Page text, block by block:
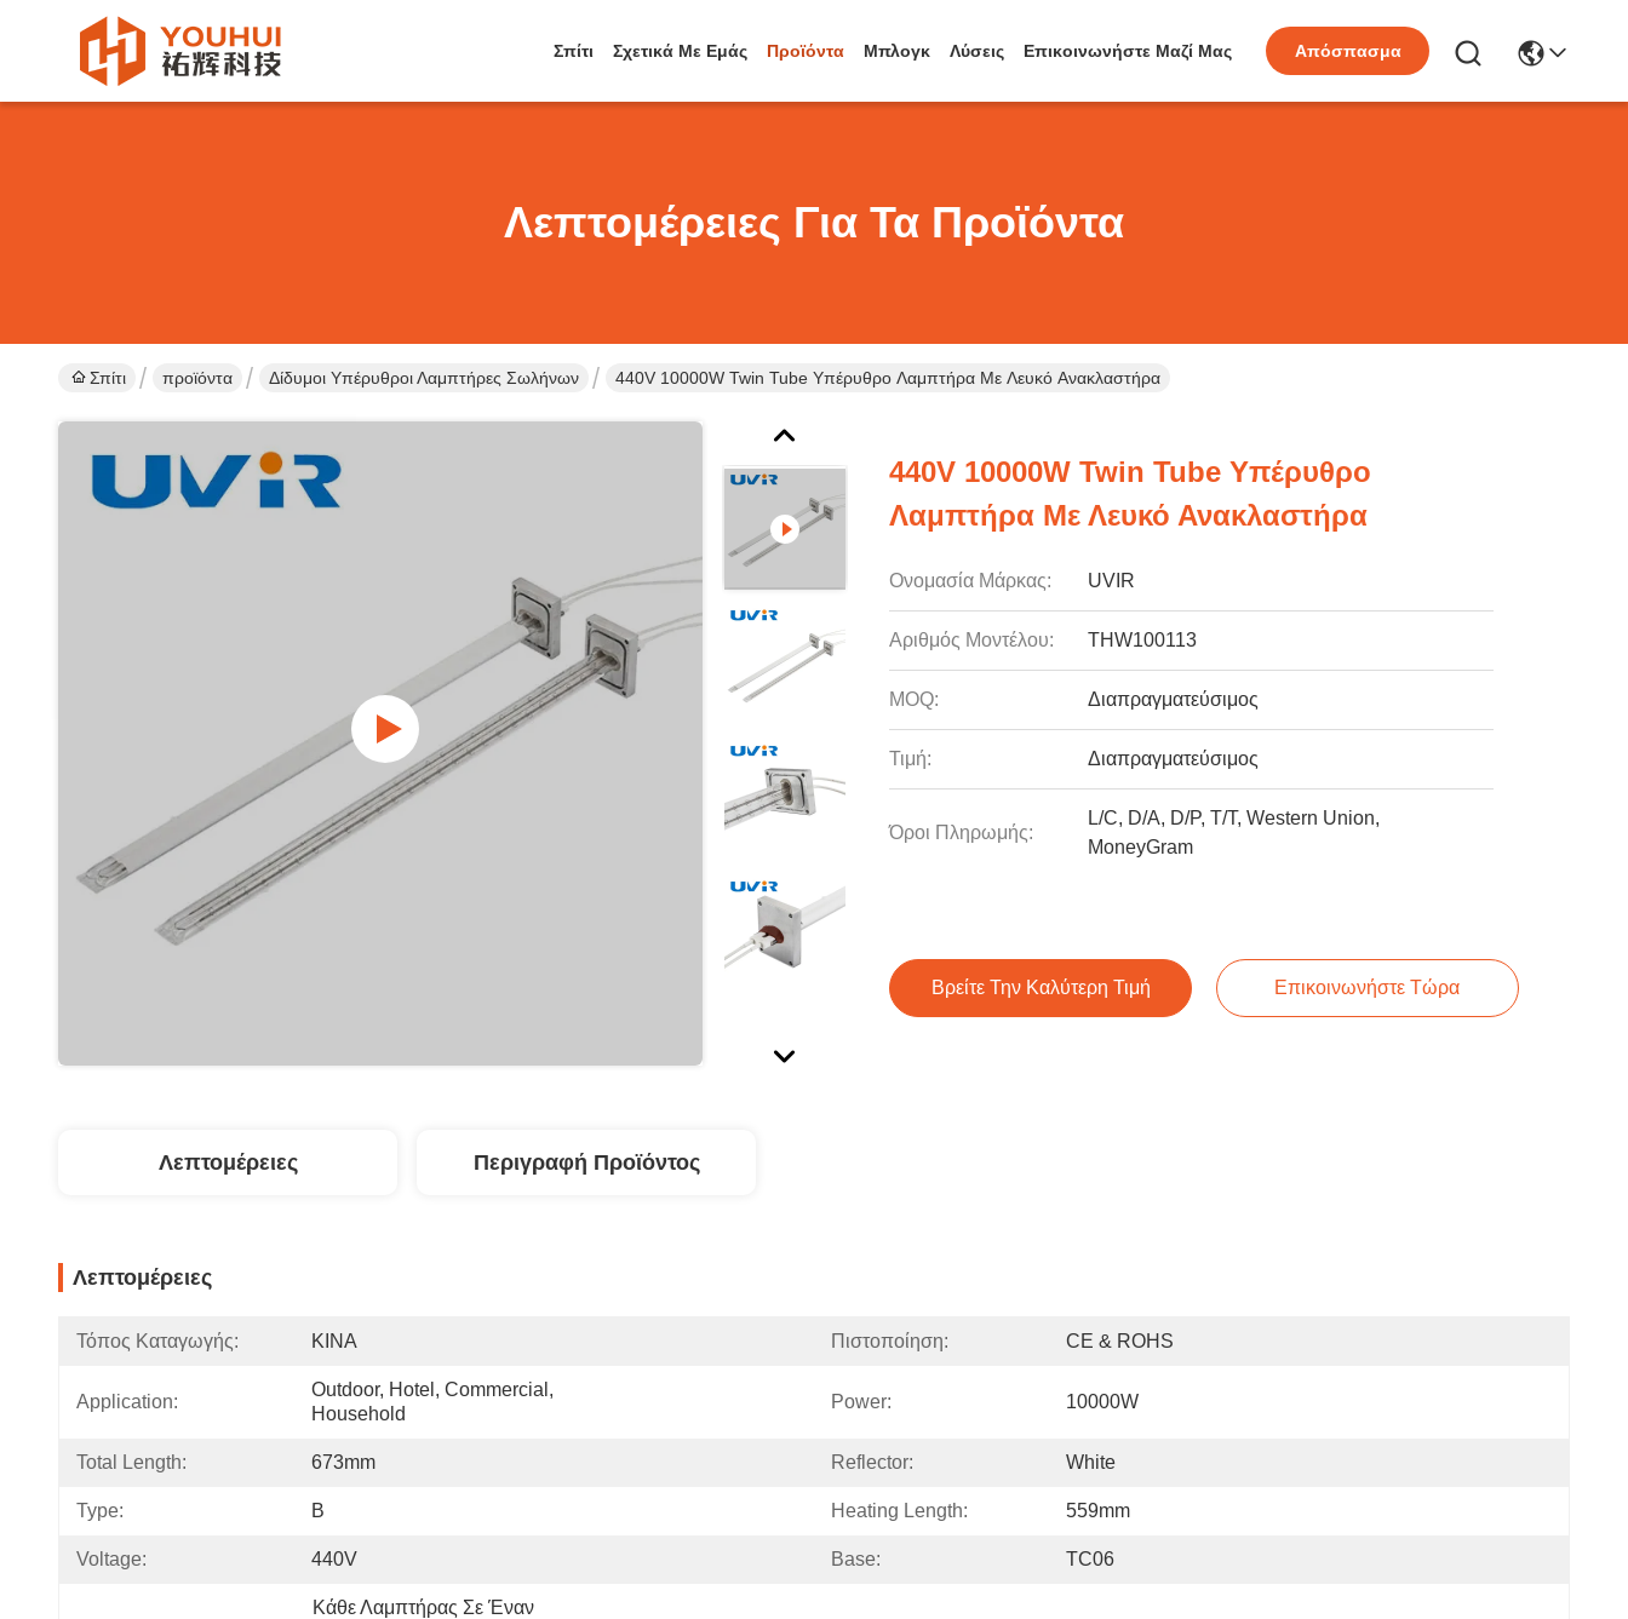
Σπίτι Σχετικά Με Εμάς Προϊόντα Μπλογκ Λύσεις Επικοινωνήστε Μαζί Μας Απόσπασμα
Λεπτομέρειες Για Τα Προϊόντα
Σπίτι προϊόντα Δίδυμοι Υπέρυθροι Λαμπτήρες Σωλήνων 440V 10000W Twin Tube Υπέρυθρο Λαμπτήρα Με Λευκό Ανακλαστήρα
440V 10000W Twin Tube Υπέρυθρο
Λαμπτήρα Με Λευκό Ανακλαστήρα
Ονομασία Μάρκας: UVIR
Αριθμός Μοντέλου: THW100113
MOQ: Διαπραγματεύσιμος
Τιμή: Διαπραγματεύσιμος
Όροι Πληρωμής:
L/C, D/A, D/P, T/T, Western Union,
MoneyGram
Βρείτε Την Καλύτερη Τιμή Επικοινωνήστε Τώρα
Λεπτομέρειες Περιγραφή Προϊόντος
Λεπτομέρειες
Τόπος Καταγωγής: ΚΙΝΑ Πιστοποίηση: CE & ROHS
Application:
Outdoor, Hotel, Commercial,
Household
Power: 10000W
Total Length: 673mm Reflector: White
Type: B Heating Length: 559mm
Voltage: 440V Base: TC06
Κάθε Λαμπτήρας Σε Έναν